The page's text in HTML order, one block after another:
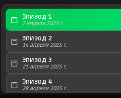
Эпизод 1
7 апреля 2025 г.
Эпизод 2
14 апреля 2025 г.
Эпизод 3
21 апреля 2025 г.
Эпизод 4
28 апреля 2025 г.